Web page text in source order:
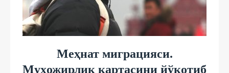
Меҳнат миграцияси.
Муҳожирлик картасини йўқотиб